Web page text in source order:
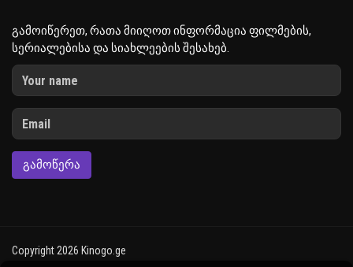
გამოიწერეთ, რათა მიიღოთ ინფორმაცია ფილმების,
სერიალებისა და სიახლეების შესახებ.
ᲒᲐᲛᲝᲬᲔᲠᲐ
Copyright 2026 Kinogo.ge